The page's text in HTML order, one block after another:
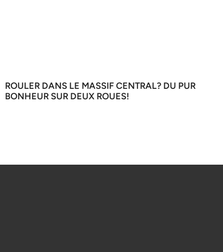
ROULER DANS LE MASSIF CENTRAL? DU PUR
BONHEUR SUR DEUX ROUES!